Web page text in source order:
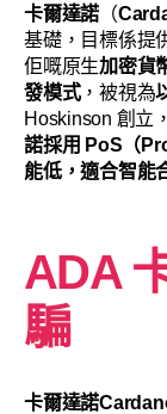
卡爾達諾 （
基礎，目標係提
佢嘅原生加密貨
發模式，被視為
Hoskinson 創立
諾採用 PoS（
能低，適合智能
ADA
騙
卡爾達諾